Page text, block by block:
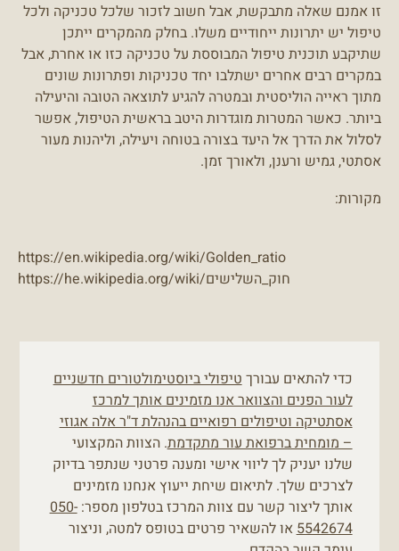
זו אמנם שאלה מתבקשת, אבל חשוב לזכור שלכל טכניקה ולכל
טיפול יש יתרונות ייחודיים משלו. בחלק מהמקרים ייתכן
שתיקבע תוכנית טיפול המבוססת על טכניקה כזו או אחרת, אבל
במקרים רבים אחרים ישתלבו יחד טכניקות ופתרונות שונים
מתוך ראייה הוליסטית ובמטרה להגיע לתוצאה הטובה והיעילה
ביותר. כאשר המטרות מוגדרות היטב בראשית הטיפול, אפשר
לסלול את הדרך אל היעד בצורה בטוחה ויעילה, וליהנות מעור
אסתטי, גמיש ורענן, ולאורך זמן.
מקורות:
https://en.wikipedia.org/wiki/Golden_ratio
https://he.wikipedia.org/wiki/חוק_השלישים
כדי להתאים עבורךטיפולי ביוסטימולטורים חדשניים
לעור הפנים והצוואר אנו מזמינים אותך למרכז
אסתטיקה וטיפולים רפואיים בהנהלת ד"ר אלה אגוזי
– מומחית ברפואת עור מתקדמת. הצוות המקצועי
שלנו יעניק לך ליווי אישי ומענה פרטני שנתפר בדיוק
לצרכים שלך. לתיאום שיחת ייעוץ אנחנו מזמינים
אותך ליצור קשר עם צוות המרכז בטלפון מספר:050-
5542674או להשאיר פרטים בטופס למטה, וניצור